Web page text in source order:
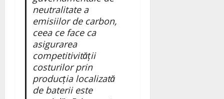
neutralitate a
emisiilor de carbon,
ceea ce face ca
asigurarea
competitivității
costurilor prin
producția localizată
de baterii este